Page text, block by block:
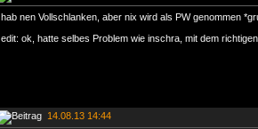
hab nen Vollschlanken, aber nix wird als PW genommen
edit: ok, hatte selbes Problem wie inschra, mit dem
14.08.13 14:44